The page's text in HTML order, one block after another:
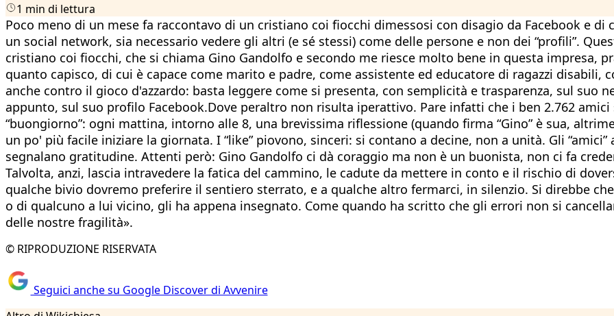
1 min di lettura
Poco meno di un mese fa raccontavo di un cristiano coi fiocchi dimessosi con disagio da Facebook e
un social network, sia necessario vedere gli altri (e sé stessi) come delle persone e non dei “profili”.
cristiano coi fiocchi, che si chiama Gino Gandolfo e secondo me riesce molto bene in questa impresa,
quanto capisco, di cui è capace come marito e padre, come assistente ed educatore di ragazzi disabili,
anche contro il gioco d'azzardo: basta leggere come si presenta, con semplicità e trasparenza, sul suo
appunto, sul suo profilo Facebook.Dove peraltro non risulta iperattivo. Pare infatti che i ben 2.762
“buongiorno”: ogni mattina, intorno alle 8, una brevissima riflessione (quando firma “Gino” è sua,
un po' più facile iniziare la giornata. I “like” piovono, sinceri: si contano a decine, non a unità. Gli
segnalano gratitudine. Attenti però: Gino Gandolfo ci dà coraggio ma non è un buonista, non ci fa
Talvolta, anzi, lascia intravedere la fatica del cammino, le cadute da mettere in conto e il rischio di
qualche bivio dovremo preferire il sentiero sterrato, e a qualche altro fermarci, in silenzio. Si direbbe
o di qualcuno a lui vicino, gli ha appena insegnato. Come quando ha scritto che gli errori non si
delle nostre fragilità».
© RIPRODUZIONE RISERVATA
Seguici anche su Google Discover di Avvenire